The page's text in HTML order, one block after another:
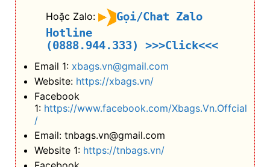
Hoặc Zalo:
Gọi/Chat Zalo
Hotline
(0888.944.333)
>>>Click<<<
Email 1: xbags.vn@gmail.com
Website: https://xbags.vn/
Facebook
1: https://www.facebook.com/Xbags.Vn.Offcial
/
Email: tnbags.vn@gmail.com
Website 1: https://tnbags.vn/